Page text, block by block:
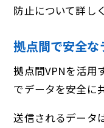
防止について詳し
拠点間で安全
拠点間VPNを活用
でデータを安全に
送信されるデータ